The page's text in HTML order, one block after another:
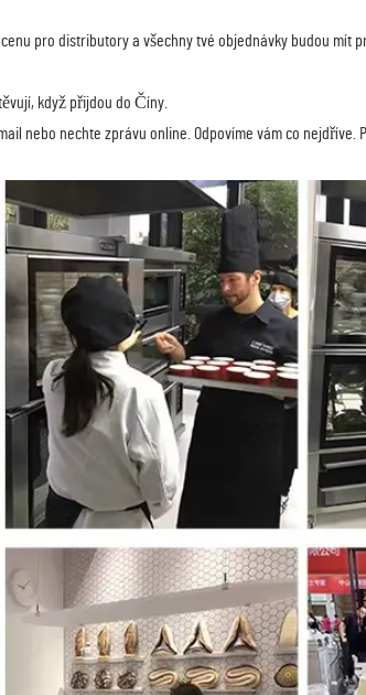
pro distributory a všechny tvé objednávky budou mít
když přijdou do Číny.
nebo nechte zprávu online. Odpovíme vám co nejdříve.